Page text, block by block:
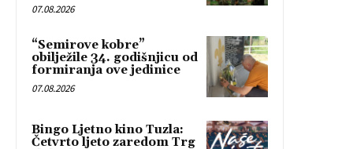
07.08.2026
“Semirove kobre”
obilježile 34. godišnjicu od
formiranja ove jedinice
07.08.2026
Bingo Ljetno kino Tuzla:
Četvrto ljeto zaredom Trg